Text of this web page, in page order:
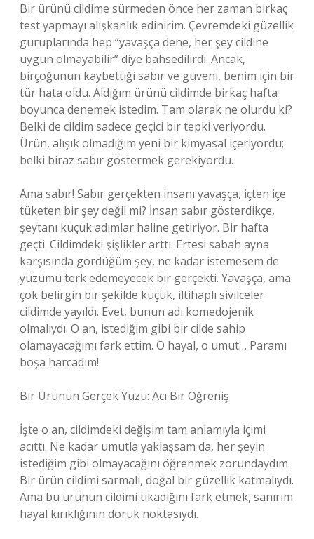
Bir ürünü cildime sürmeden önce her zaman birkaç
test yapmayı alışkanlık edinirim. Çevremdeki güzellik
guruplarında hep “yavaşça dene, her şey cildine
uygun olmayabilir” diye bahsedilirdi. Ancak,
birçoğunun kaybettiği sabır ve güveni, benim için bir
tür hata oldu. Aldığım ürünü cildimde birkaç hafta
boyunca denemek istedim. Tam olarak ne olurdu ki?
Belki de cildim sadece geçici bir tepki veriyordu.
Ürün, alışık olmadığım yeni bir kimyasal içeriyordu;
belki biraz sabır göstermek gerekiyordu.
Ama sabır! Sabır gerçekten insanı yavaşça, içten içe
tüketen bir şey değil mi? İnsan sabır gösterdikçe,
şeytanı küçük adımlar haline getiriyor. Bir hafta
geçti. Cildimdeki şişlikler arttı. Ertesi sabah ayna
karşısında gördüğüm şey, ne kadar istemesem de
yüzümü terk edemeyecek bir gerçekti. Yavaşça, ama
çok belirgin bir şekilde küçük, iltihaplı sivilceler
cildimde yayıldı. Evet, bunun adı komedojenik
olmalıydı. O an, istediğim gibi bir cilde sahip
olamayacağımı fark ettim. O hayal, o umut… Paramı
boşa harcadım!
Bir Ürünün Gerçek Yüzü: Acı Bir Öğreniş
İşte o an, cildimdeki değişim tam anlamıyla içimi
acıttı. Ne kadar umutla yaklaşsam da, her şeyin
istediğim gibi olmayacağını öğrenmek zorundaydım.
Bir ürün cildimi sarmalı, doğal bir güzellik katmalıydı.
Ama bu ürünün cildimi tıkadığını fark etmek, sanırım
hayal kırıklığının doruk noktasıydı.